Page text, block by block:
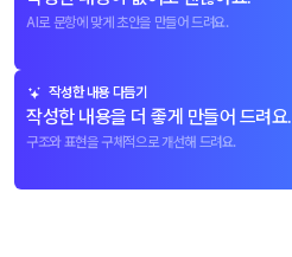
AI로 문항에 맞게 초안을 만들어 드려요.
작성한 내용 다듬기
작성한 내용을 더 좋게 만들어 드려요.
구조와 표현을 구체적으로 개선해 드려요.